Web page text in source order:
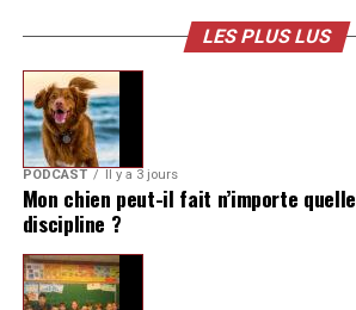
LES PLUS LUS
PODCAST Il y a 3 jours
Mon chien peut-il fait n’importe quelle
discipline ?